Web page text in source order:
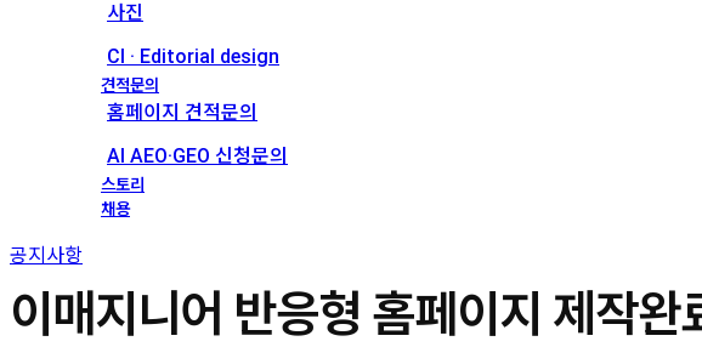
사진
CI · Editorial design
견적문의
홈페이지 견적문의
AI AEO·GEO 신청문의
스토리
채용
공지사항
이매지니어 반응형 홈페이지 제작완